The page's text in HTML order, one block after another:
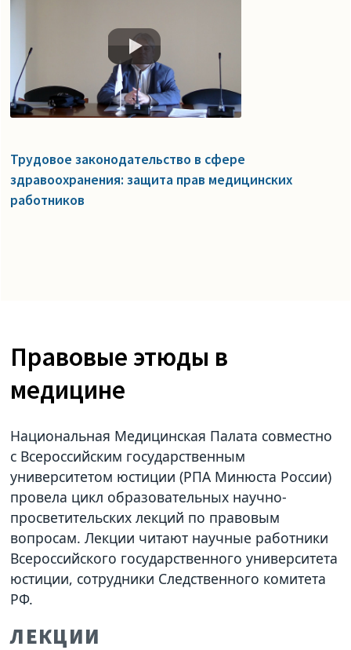
Трудовое законодательство в сфере
здравоохранения: защита прав медицинских
работников
Правовые этюды в
медицине
Национальная Медицинская Палата совместно
с Всероссийским государственным
университетом юстиции (РПА Минюста России)
провела цикл образовательных научно-
просветительских лекций по правовым
вопросам. Лекции читают научные работники
Всероссийского государственного университета
юстиции, сотрудники Следственного комитета
РФ.
ЛЕКЦИИ